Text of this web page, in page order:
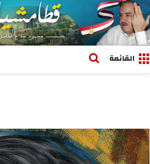
القائمة